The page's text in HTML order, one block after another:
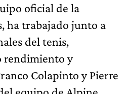
oficial de la
ha trabajado junto a
del tenis,
rendimiento y
Colapinto y Pierre